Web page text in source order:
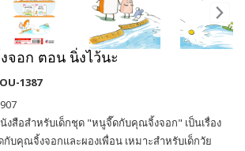
อก ตอน นิ่งไว้นะ
1387
งสือสำหรับเด็กชุด "หนูจี๊ดกับคุณจิ้งจอก" เป็นเรื่อง
บคุณจิ้งจอกและผองเพื่อน เหมาะสำหรับเด็กวัย